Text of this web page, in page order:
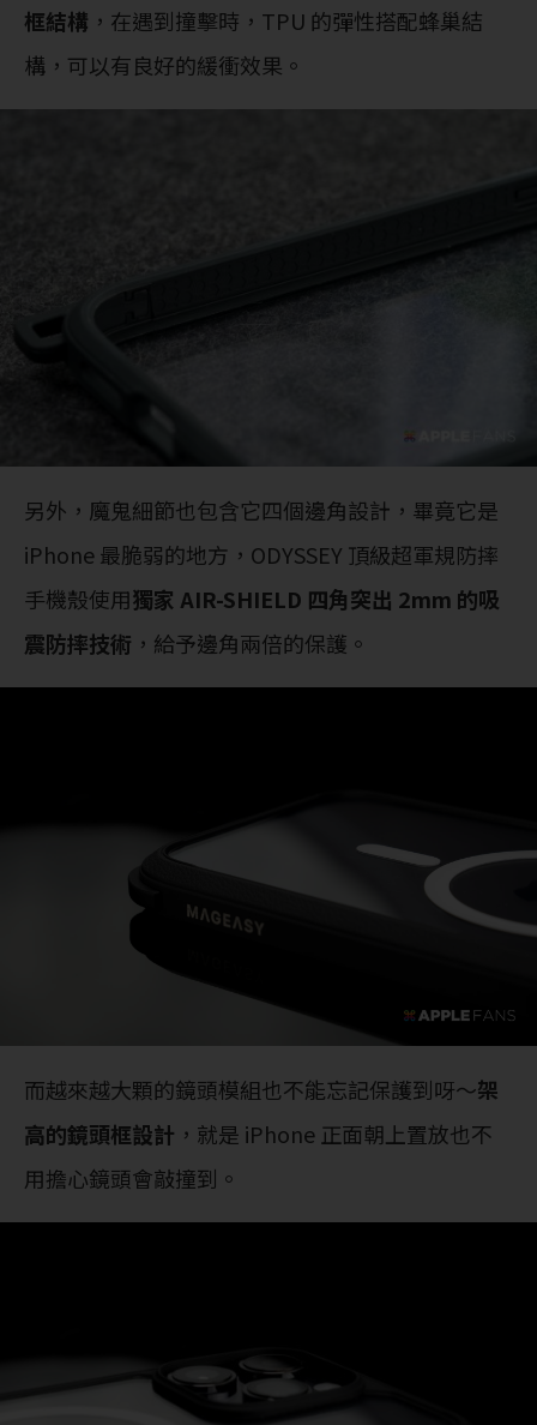
框結構 ，在遇到撞擊時，TPU 的彈性搭配蜂巢結
構，可以有良好的緩衝效果。
另外，魔鬼細節也包含它四個邊角設計，畢竟它是
iPhone 最脆弱的地方，ODYSSEY 頂級超軍規防摔
手機殼使用獨家 AIR-SHIELD 四角突出 2mm 的吸
震防摔技術 ，給予邊角兩倍的保護。
而越來越大顆的鏡頭模組也不能忘記保護到呀～架
高的鏡頭框設計 ，就是 iPhone 正面朝上置放也不
用擔心鏡頭會敲撞到。